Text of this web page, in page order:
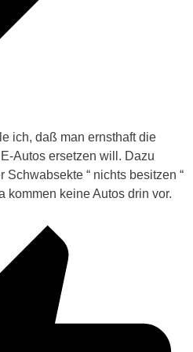
ich, daß man ernsthaft die
Autos ersetzen will. Dazu
“ nichts besitzen “
kommen keine Autos drin vor.